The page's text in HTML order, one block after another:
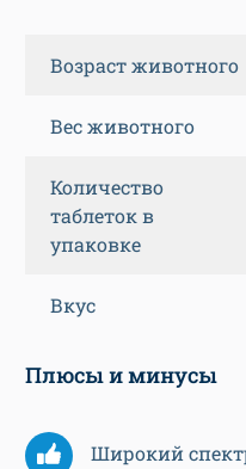
Возраст животного
Вес животного
Количество
таблеток в
упаковке
Вкус
Плюсы и минусы
Широкий